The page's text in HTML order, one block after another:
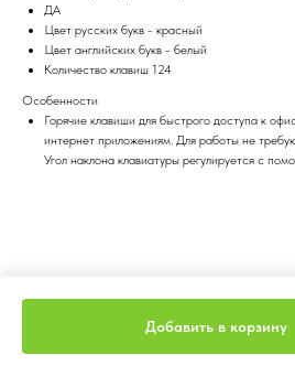
Добавить в корзину
ДА
Цвет русских букв - красный
Цвет английских букв - белый
Количество клавиш 124
Особенности
Горячие клавиши для быстрого доступа к
интернет приложениям. Для работы не
Угол наклона клавиатуры регулируется с